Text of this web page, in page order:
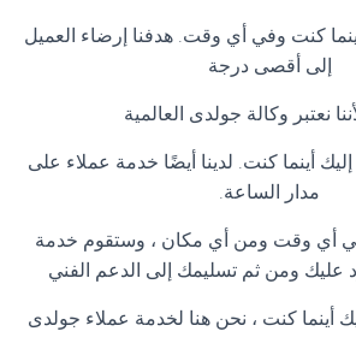
كنت وفي أي وقت. هدفنا إرضاء العميل
إلى أقصى درجة
نعتبر وكالة جولدى العالمية
أينما كنت. لدينا أيضًا خدمة عملاء على
مدار الساعة.
في أي وقت ومن أي مكان ، وستقوم خدمة
عليك ومن ثم تسليمك إلى الدعم الفني
أينما كنت ، نحن هنا لخدمة عملاء جولدى